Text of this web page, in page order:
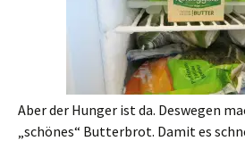
Aber der Hunger ist da. Deswegen
„schönes“ Butterbrot. Damit es